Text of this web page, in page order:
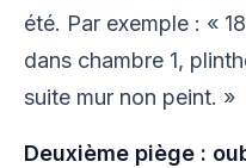
été. Par exemple : «
dans chambre 1,
suite mur non peint. »
Deuxième piège :